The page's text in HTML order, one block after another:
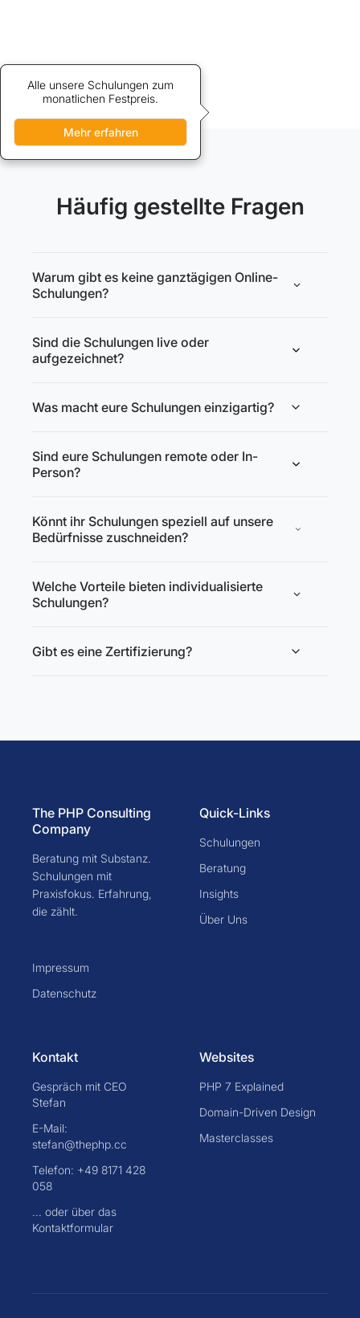
Credits bieten vergünstigten
Zugang zu unseren Schulungen.
Mehr erfahren
Alle unsere Schulungen zum
monatlichen Festpreis.
Mehr erfahren
Häufig gestellte Fragen
Warum gibt es keine ganztägigen Online-
Schulungen?
Sind die Schulungen live oder
aufgezeichnet?
Was macht eure Schulungen einzigartig?
Sind eure Schulungen remote oder In-
Person?
Könnt ihr Schulungen speziell auf unsere
Bedürfnisse zuschneiden?
Welche Vorteile bieten individualisierte
Schulungen?
Gibt es eine Zertifizierung?
The PHP Consulting
Company
Beratung mit Substanz.
Schulungen mit
Praxisfokus. Erfahrung,
die zählt.
Impressum
Datenschutz
Quick-Links
Schulungen
Beratung
Insights
Über Uns
Kontakt
Gespräch mit CEO
Stefan
E-Mail:
stefan@thephp.cc
Telefon: +49 8171 428
058
... oder über das
Kontaktformular
Websites
PHP 7 Explained
Domain-Driven Design
Masterclasses